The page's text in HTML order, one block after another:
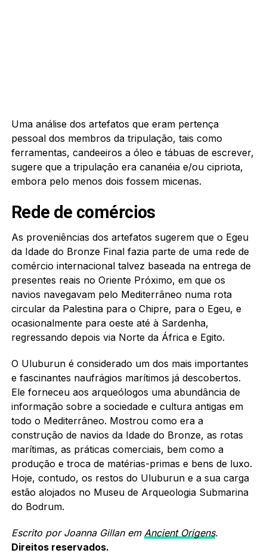
Uma análise dos artefatos que eram pertença
pessoal dos membros da tripulação, tais como
ferramentas, candeeiros a óleo e tábuas de escrever,
sugere que a tripulação era cananéia e/ou cipriota,
embora pelo menos dois fossem micenas.
Rede de comércios
As proveniências dos artefatos sugerem que o Egeu
da Idade do Bronze Final fazia parte de uma rede de
comércio internacional talvez baseada na entrega de
presentes reais no Oriente Próximo, em que os
navios navegavam pelo Mediterrâneo numa rota
circular da Palestina para o Chipre, para o Egeu, e
ocasionalmente para oeste até à Sardenha,
regressando depois via Norte da África e Egito.
O Uluburun é considerado um dos mais importantes
e fascinantes naufrágios marítimos já descobertos.
Ele forneceu aos arqueólogos uma abundância de
informação sobre a sociedade e cultura antigas em
todo o Mediterrâneo. Mostrou como era a
construção de navios da Idade do Bronze, as rotas
marítimas, as práticas comerciais, bem como a
produção e troca de matérias-primas e bens de luxo.
Hoje, contudo, os restos do Uluburun e a sua carga
estão alojados no Museu de Arqueologia Submarina
do Bodrum.
Escrito por Joanna Gillan em Ancient Origens.
Direitos reservados.